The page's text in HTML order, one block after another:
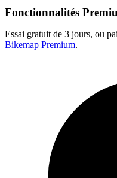
Fonctionnalités
Essai gratuit de 3 jours, ou
Bikemap Premium.